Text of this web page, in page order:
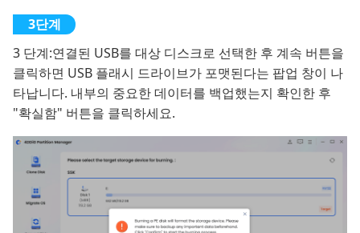
3 단계:연결된 USB를 대상 디스크로 선택한 후 계속 버튼을
클릭하면 USB 플래시 드라이브가 포맷된다는 팝업 창이 나
타납니다. 내부의 중요한 데이터를 백업했는지 확인한 후
"확실함" 버튼을 클릭하세요.